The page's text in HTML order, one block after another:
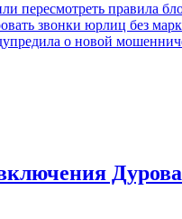
пересмотреть правила
звонки юрлиц без
о новой